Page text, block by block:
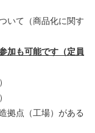
て（商品化に関す
加も可能です（定員
点（工場）がある